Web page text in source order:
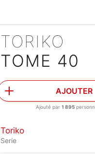
TORIKO
TOME 40
AJOUTER
Ajouté par 1 895
Toriko
Serie